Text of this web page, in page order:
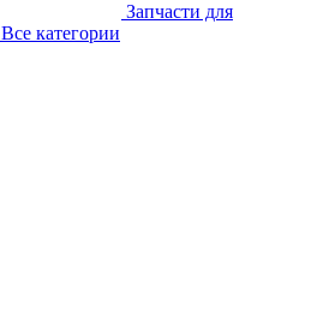
Запчасти для
Все категории